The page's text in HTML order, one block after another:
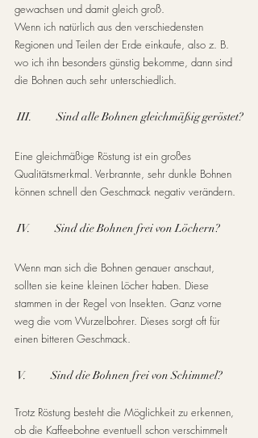
gewachsen und damit gleich groß.
Wenn ich natürlich aus den verschiedensten
Regionen und Teilen der Erde einkaufe, also z. B.
wo ich ihn besonders günstig bekomme, dann sind
die Bohnen auch sehr unterschiedlich.
III.          Sind alle Bohnen gleichmäßig geröstet?
Eine gleichmäßige Röstung ist ein großes
Qualitätsmerkmal. Verbrannte, sehr dunkle Bohnen
können schnell den Geschmack negativ verändern.
IV.          Sind die Bohnen frei von Löchern?
Wenn man sich die Bohnen genauer anschaut,
sollten sie keine kleinen Löcher haben. Diese
stammen in der Regel von Insekten. Ganz vorne
weg die vom Wurzelbohrer. Dieses sorgt oft für
einen bitteren Geschmack.
V.          Sind die Bohnen frei von Schimmel?
Trotz Röstung besteht die Möglichkeit zu erkennen,
ob die Kaffeebohne eventuell schon verschimmelt